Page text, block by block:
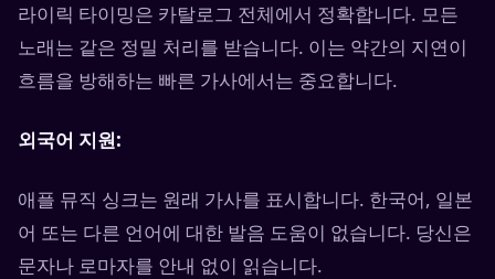
라이릭 타이밍은 카탈로그 전체에서 정확합니다. 모든
노래는 같은 정밀 처리를 받습니다. 이는 약간의 지연이
흐름을 방해하는 빠른 가사에서는 중요합니다.
외국어 지원:
애플 뮤직 싱크는 원래 가사를 표시합니다. 한국어, 일본
어 또는 다른 언어에 대한 발음 도움이 없습니다. 당신은
문자나 로마자를 안내 없이 읽습니다.